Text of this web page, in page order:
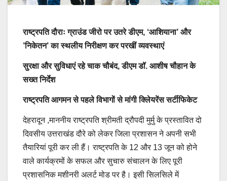
राष्ट्रपति दौराः ग्राउंड जीरो पर उतरे डीएम, ‘आशियाना’ और
’निकेतन’ का स्थलीय निरीक्षण कर परखीं व्यवस्थाएं
सुरक्षा और सुविधाएं रहे चाक चौबंद, डीएम डॉ. आशीष चौहान के
सख्त निर्देश
राष्ट्रपति आगमन से पहले विभागों से मांगी क्लिेयरेंस सर्टीफिकेट
देहरादून ,माननीय राष्ट्रपति श्रीमती द्रौपदी मुर्मु के प्रस्तावित दो
दिवसीय उत्तराखंड दौरे को लेकर जिला प्रशासन ने अपनी सभी
तैयारियां पूरी कर ली हैं। राष्ट्रपति के 12 और 13 जून को होने
वाले कार्यक्रमों के सफल और सुचारु संचालन के लिए पूरी
प्रशासनिक मशीनरी अलर्ट मोड पर है। इसी सिलसिले में